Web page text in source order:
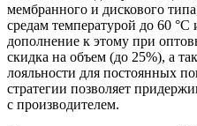
мембранного и дискового
средам температурой до 60
дополнение к этому при
скидка на объем (до 25%), а
лояльности для постоянных
стратегии позволяет
с производителем.